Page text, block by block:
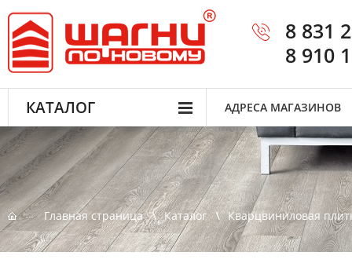
8 831
8 910
КАТАЛОГ АДРЕСА МАГАЗИНОВ
Главная страница Каталог Кварцвиниловая